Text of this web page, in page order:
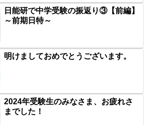
日能研で中学受験の振返り③【前編】
～前期日特～
明けましておめでとうございます。
2024年受験生のみなさま、お疲れさ
までした！